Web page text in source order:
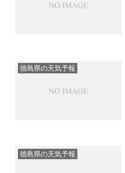
徳島県の天気予報
徳島県の天気予報